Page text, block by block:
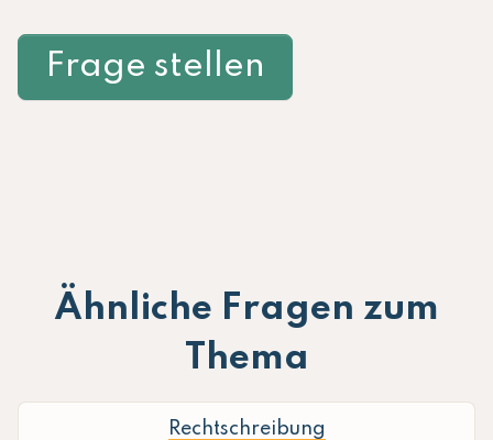
Frage stellen
Ähnliche Fragen zum
Thema
Rechtschreibung